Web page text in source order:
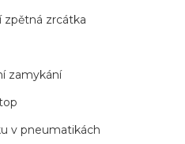
zpětná zrcátka
zamykání
v pneumatikách